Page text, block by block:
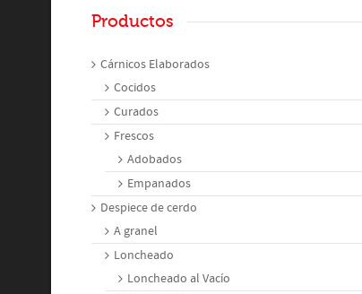
Productos
Cárnicos Elaborados
Cocidos
Curados
Frescos
Adobados
Empanados
Despiece de cerdo
A granel
Loncheado
Loncheado al Vacío